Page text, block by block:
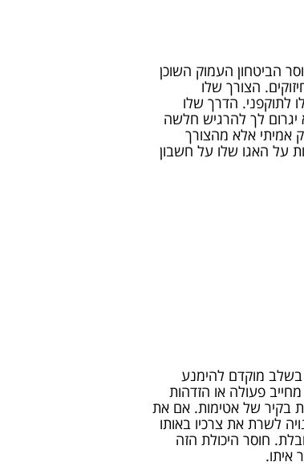
הביטחון העמוק השוכן
הצורך שלו
לתוקפני. הדרך שלו
לך להרגיש חלשה
אמיתי אלא מהצורך
על האגו שלו על חשבון
בשלב מוקדם להימנע
פעולה או הזדהות
בקיר של אטימות. אם את
לשרת את צרכיו באותו
חוסר היכולת הזה
איתו.